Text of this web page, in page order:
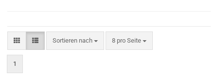
Sortieren nach 8 pro Seite
1